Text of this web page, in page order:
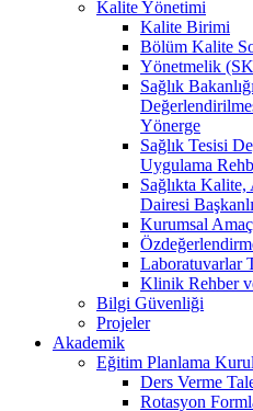
Kalite Yönetimi
Kalite Birimi
Bölüm Kalite
Yönetmelik
Sağlık
Yönerge
Sağlık Tesisi
Uygulama
Sağlıkta Kalite,
Dairesi
Kurumsal
Laboratuvarlar
Klinik Rehber
Bilgi Güvenliği
Projeler
Akademik
Eğitim Planlama
Ders Verme
Rotasyon